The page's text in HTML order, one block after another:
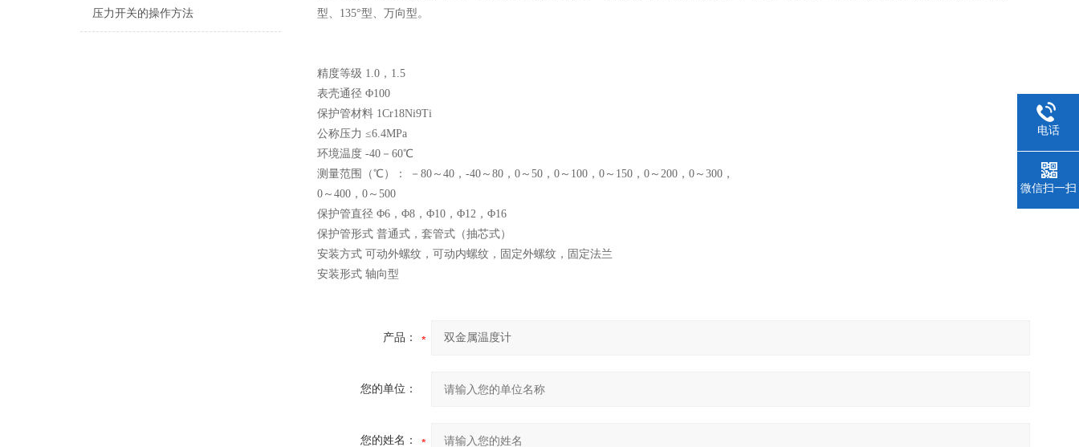
压力开关的操作方法
型、135°型、万向型。
精度等级 1.0，1.5
表壳通径 Φ100
保护管材料 1Cr18Ni9Ti
公称压力 ≤6.4MPa
环境温度 -40－60℃
测量范围（℃）： －80～40，-40～80，0～50，0～100，0～150，0～200，0～300，
0～400，0～500
保护管直径 Φ6，Φ8，Φ10，Φ12，Φ16
保护管形式 普通式，套管式（抽芯式）
安装方式 可动外螺纹，可动内螺纹，固定外螺纹，固定法兰
安装形式 轴向型
产品：
您的单位：
您的姓名：
电话
微信扫一扫